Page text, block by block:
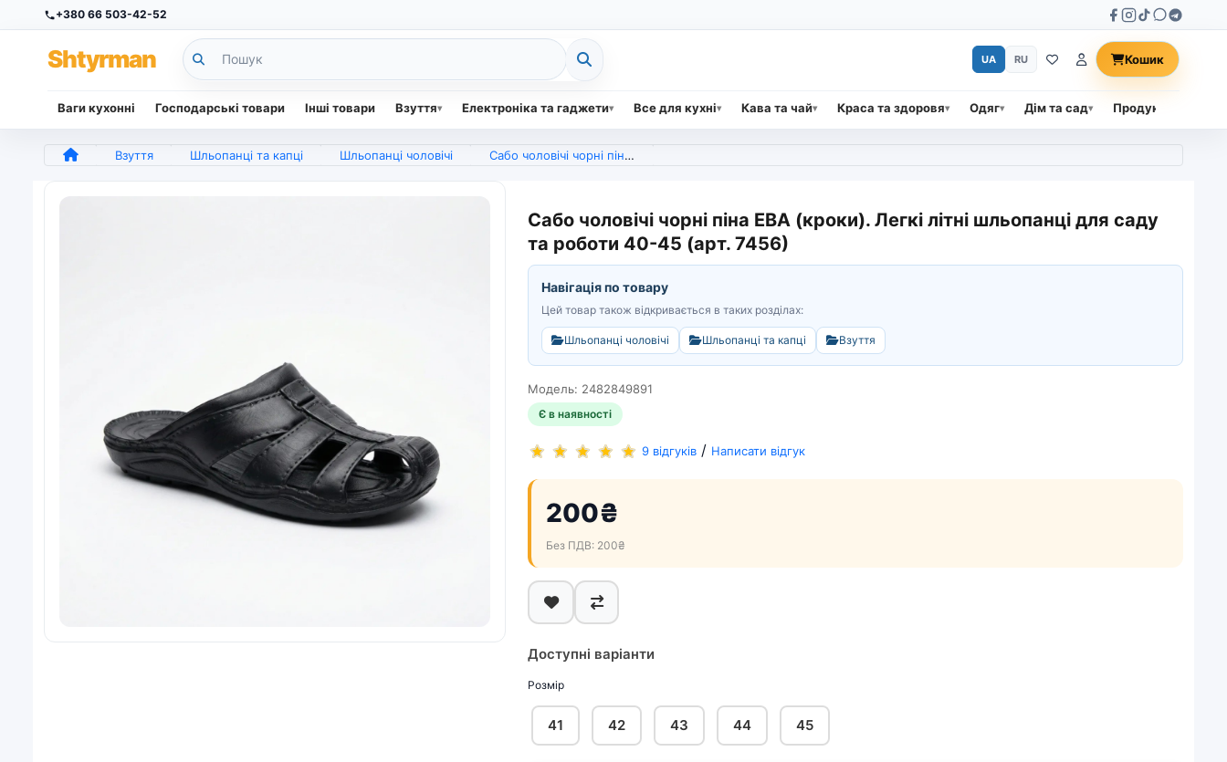
+380 66 503-42-52
Shtyrman
Ваги кухонні Господарські товари Інші товари Взуття Електроніка та гаджети Все для кухні Кава та чай Краса та здоровя Одяг Дім та сад Продукти
UA RU Кошик
Взуття Шльопанці та капці Шльопанці чоловічі Сабо чоловічі чорні піна ЕВА (кроки). Легкі літні шльопанці для саду та роботи 40-45 (арт. 7456)
Сабо чоловічі чорні піна ЕВА (кроки). Легкі літні шльопанці для саду
та роботи 40-45 (арт. 7456)
Навігація по товару
Цей товар також відкривається в таких розділах:
Шльопанці чоловічі Шльопанці та капці Взуття
Модель: 2482849891
Є в наявності
9 відгуків / Написати відгук
200₴
Без ПДВ: 200₴
Доступні варіанти
Розмір
41 42 43 44 45